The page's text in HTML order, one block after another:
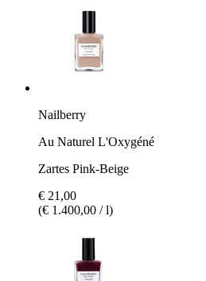
Nailberry
Au Naturel L'Oxygéné
Zartes Pink-Beige
€ 21,00
(€ 1.400,00 / l)